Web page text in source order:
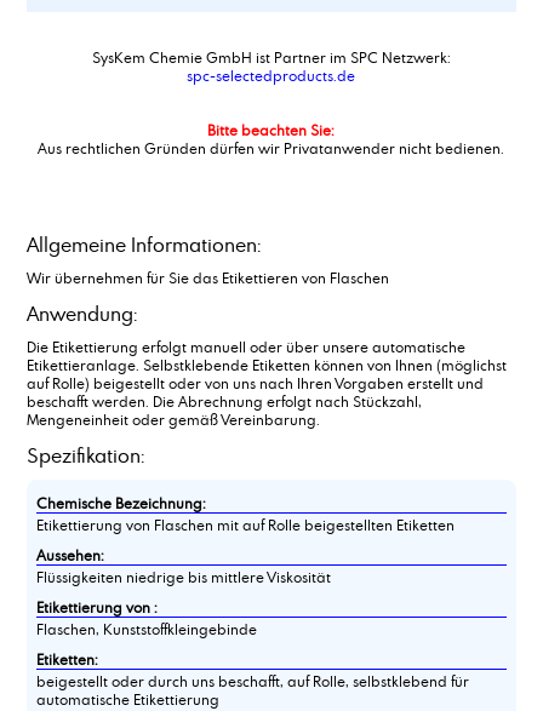
SysKem Chemie GmbH ist Partner im SPC Netzwerk:
spc-selectedproducts.de
Bitte beachten Sie:
Aus rechtlichen Gründen dürfen wir Privatanwender nicht bedienen.
Allgemeine Informationen:
Wir übernehmen für Sie das Etikettieren von Flaschen
Anwendung:
Die Etikettierung erfolgt manuell oder über unsere automatische
Etikettieranlage. Selbstklebende Etiketten können von Ihnen (möglichst
auf Rolle) beigestellt oder von uns nach Ihren Vorgaben erstellt und
beschafft werden. Die Abrechnung erfolgt nach Stückzahl,
Mengeneinheit oder gemäß Vereinbarung.
Spezifikation:
Chemische Bezeichnung:
Etikettierung von Flaschen mit auf Rolle beigestellten Etiketten
Aussehen:
Flüssigkeiten niedrige bis mittlere Viskosität
Etikettierung von :
Flaschen, Kunststoffkleingebinde
Etiketten:
beigestellt oder durch uns beschafft, auf Rolle, selbstklebend für
automatische Etikettierung